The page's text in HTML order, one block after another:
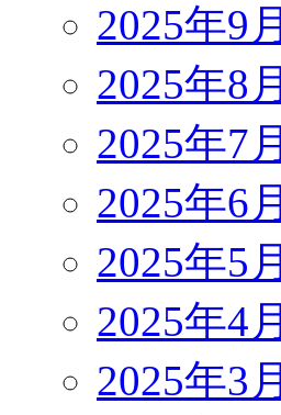
2025年9月
2025年8月
2025年7月
2025年6月
2025年5月
2025年4月
2025年3月